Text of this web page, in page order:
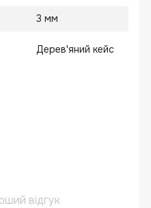
3 мм
Дерев'яний кейс
відгук